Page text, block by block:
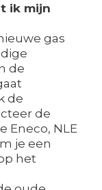
ik mijn
gas
de
de
de
Eneco, NLE
je een
het